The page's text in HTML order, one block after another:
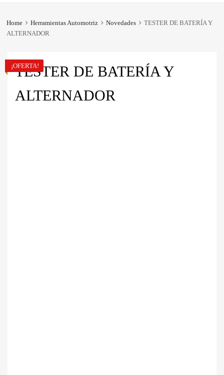
Home Herramientas Automotriz Novedades
TESTER DE BATERÍA Y
ALTERNADOR
TESTER DE BATERÍA Y
ALTERNADOR
¡OFERTA!